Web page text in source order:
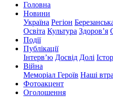
Головна
Новини
Україна Регіон
Освіта Культура Здоров’я
Події
Публікації
Інтерв’ю Досвід Долі
Війна
Меморіал Героїв Наші
Фотоакцент
Оголошення